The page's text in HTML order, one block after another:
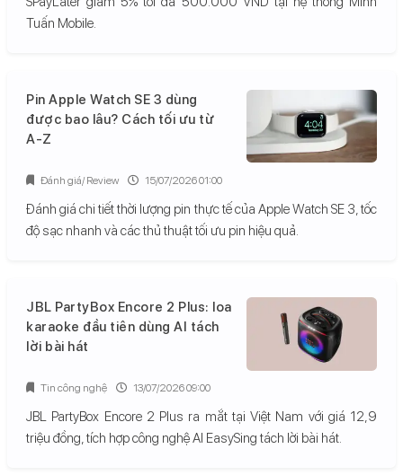
Tuấn Mobile.
Pin Apple Watch SE 3 dùng
được bao lâu? Cách tối ưu từ
A-Z
Đánh giá chi tiết thời lượng pin thực tế của Apple Watch SE 3, tốc
độ sạc nhanh và các thủ thuật tối ưu pin hiệu quả.
Đánh giá/ Review 15/07/2026 01:00
JBL PartyBox Encore 2 Plus: loa
karaoke đầu tiên dùng AI tách
lời bài hát
JBL PartyBox Encore 2 Plus ra mắt tại Việt Nam với giá 12,9
triệu đồng, tích hợp công nghệ AI EasySing tách lời bài hát.
Tin công nghệ 13/07/2026 09:00